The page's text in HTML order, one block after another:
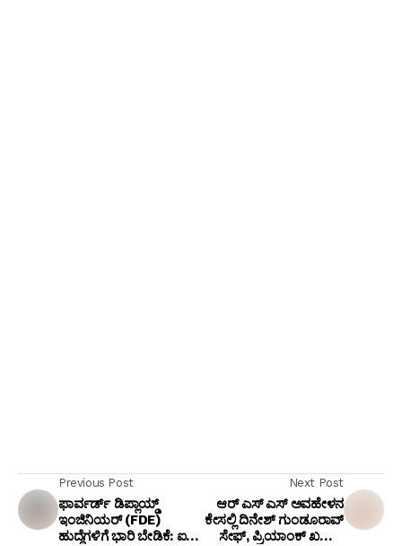
Previous Post
ಫಾರ್ವರ್ಡ್ ಡಿಪ್ಲಾಯ್ಡ್
ಇಂಜಿನಿಯರ್ (FDE)
ಹುದ್ದೆಗಳಿಗೆ ಭಾರಿ ಬೇಡಿಕೆ: ಐಟಿ
Next Post
ಆರ್ ಎಸ್ ಎಸ್ ಅವಹೇಳನ
ಕೇಸಲ್ಲಿ ದಿನೇಶ್ ಗುಂಡೂರಾವ್
ಸೇಫ್, ಪ್ರಿಯಾಂಕ್ ಖರ್ಗೆ -